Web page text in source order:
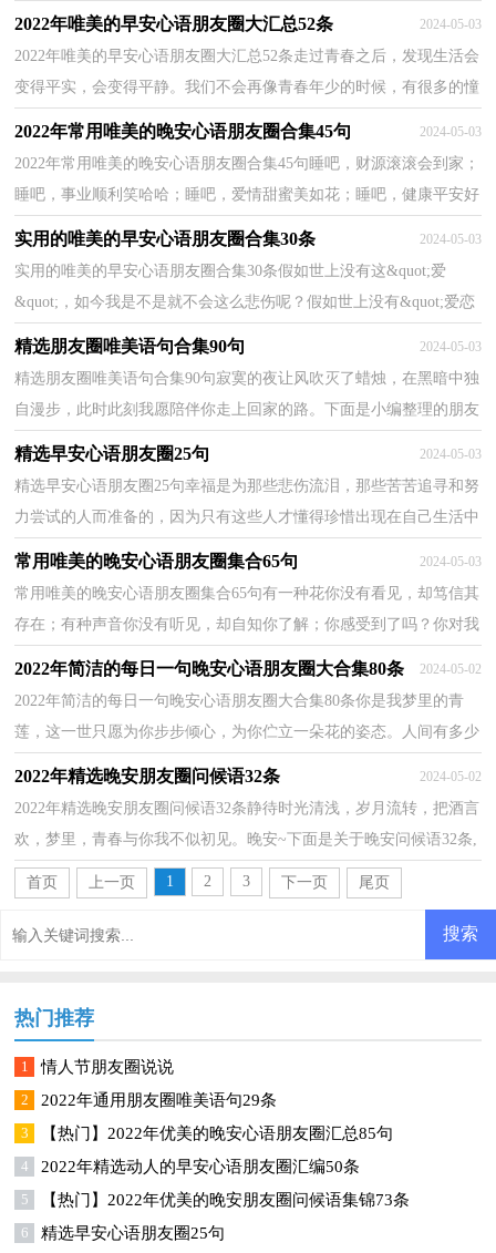
面是小编精心整理的温暖的早安心语41句,希望对...
2022年唯美的早安心语朋友圈大汇总52条 2024-05-03
2022年唯美的早安心语朋友圈大汇总52条走过青春之后，发现生活会
变得平实，会变得平静。我们不会再像青春年少的时候，有很多的憧
憬。也不会像青春年少的时候，岁月勾勒的很纯真。我...
2022年常用唯美的晚安心语朋友圈合集45句 2024-05-03
2022年常用唯美的晚安心语朋友圈合集45句睡吧，财源滚滚会到家；
睡吧，事业顺利笑哈哈；睡吧，爱情甜蜜美如花；睡吧，健康平安好
运达；睡吧，只有做梦一切都会实现啦！晚安，朋友！下面是小编为
实用的唯美的早安心语朋友圈合集30条 2024-05-03
实用的唯美的早安心语朋友圈合集30条假如世上没有这&quot;爱
&quot;，如今我是不是就不会这么悲伤呢？假如世上没有&quot;爱恋
&quot;，如今的我是不是就不会这么心痛？假如不曾遇见你，是不是
精选朋友圈唯美语句合集90句 2024-05-03
精选朋友圈唯美语句合集90句寂寞的夜让风吹灭了蜡烛，在黑暗中独
自漫步，此时此刻我愿陪伴你走上回家的路。下面是小编整理的朋友
圈唯美语句90句,希望能够帮助到大家。1、一定要...
精选早安心语朋友圈25句 2024-05-03
精选早安心语朋友圈25句幸福是为那些悲伤流泪，那些苦苦追寻和努
力尝试的人而准备的，因为只有这些人才懂得珍惜出现在自己生活中
的那些人。早安！以下是小编精心准备的早安心语25...
常用唯美的晚安心语朋友圈集合65句 2024-05-03
常用唯美的晚安心语朋友圈集合65句有一种花你没有看见，却笃信其
存在；有种声音你没有听见，却自知你了解；你感受到了吗？你对我
真的很重要，知道吗？晚安！下面是小编为大家准备的唯美的晚...
2022年简洁的每日一句晚安心语朋友圈大合集80条 2024-05-02
2022年简洁的每日一句晚安心语朋友圈大合集80条你是我梦里的青
莲，这一世只愿为你步步倾心，为你伫立一朵花的姿态。人间有多少
情殇我不问？所有眼泪只为你割舍。攘攘红尘一曲无终...
2022年精选晚安朋友圈问候语32条 2024-05-02
2022年精选晚安朋友圈问候语32条静待时光清浅，岁月流转，把酒言
欢，梦里，青春与你我不似初见。晚安~下面是关于晚安问候语32条,
一起来看一下吧。1、你用心灵，弹拨着我的心弦。我听...
首页 上一页 1 2 3 下一页 尾页
热门推荐
1 情人节朋友圈说说
2 2022年通用朋友圈唯美语句29条
3 【热门】2022年优美的晚安心语朋友圈汇总85句
4 2022年精选动人的早安心语朋友圈汇编50条
5 【热门】2022年优美的晚安朋友圈问候语集锦73条
6 精选早安心语朋友圈25句